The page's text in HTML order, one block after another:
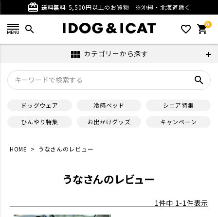
card_giftcard 送料無料 5,500円以上のお買物 ※沖縄・北海道除く
search favorite_outline 0
shopping_cart
view_module カテゴリーから探す
search
ドッグウェア 冷感ベッド
シニア特集
ひんやり特集
お出かけグッズ キャンペーン
HOME うなさんのレビュー
うなさんのレビュー
1件中 1-1件表示